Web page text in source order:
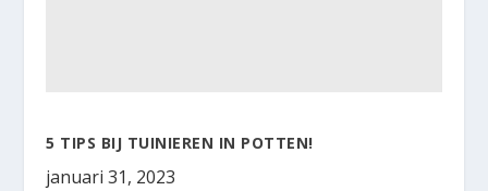
5 TIPS BIJ TUINIEREN IN POTTEN!
januari 31, 2023